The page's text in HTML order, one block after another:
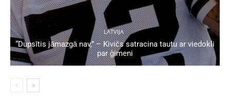
LATVIJA
“Dupsītis jāmazgā nav,” – Kivičs satracina tautu ar viedokli
par ģimeni